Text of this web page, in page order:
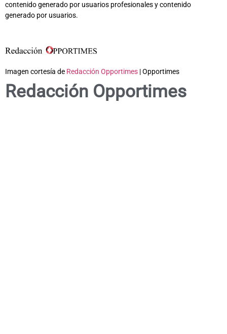
contenido generado por usuarios profesionales y contenido
generado por usuarios.
Imagen cortesía de Redacción Opportimes | Opportimes
Redacción Opportimes